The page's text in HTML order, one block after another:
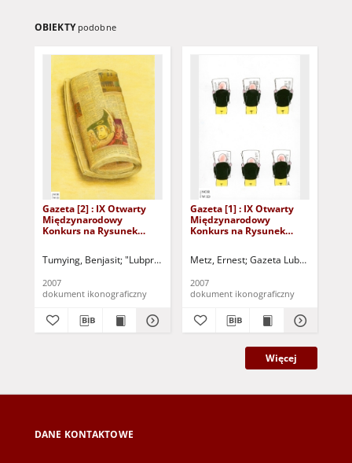
OBIEKTY podobne
Gazeta [2] : IX Otwarty
Międzynarodowy
Konkurs na Rysunek
Tumying, Benjasit "Lubpress" (Zielona Góra) Kożuchowski Ośrodek
2007
dokument ikonograficzny
Gazeta [1] : IX Otwarty
Międzynarodowy
Konkurs na Rysunek
Metz, Ernest Gazeta Lubuska
2007
dokument ikonograficzny
Więcej
DANE KONTAKTOWE